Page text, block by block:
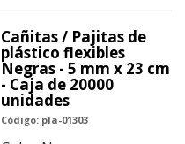
Cañitas / Pajitas de
plástico flexibles
Negras - 5 mm x 23 cm
- Caja de 20000
unidades
Código: pla-01303